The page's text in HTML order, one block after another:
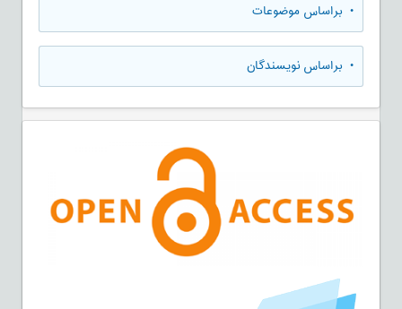
• براساس موضوعات
• براساس نویسندگان